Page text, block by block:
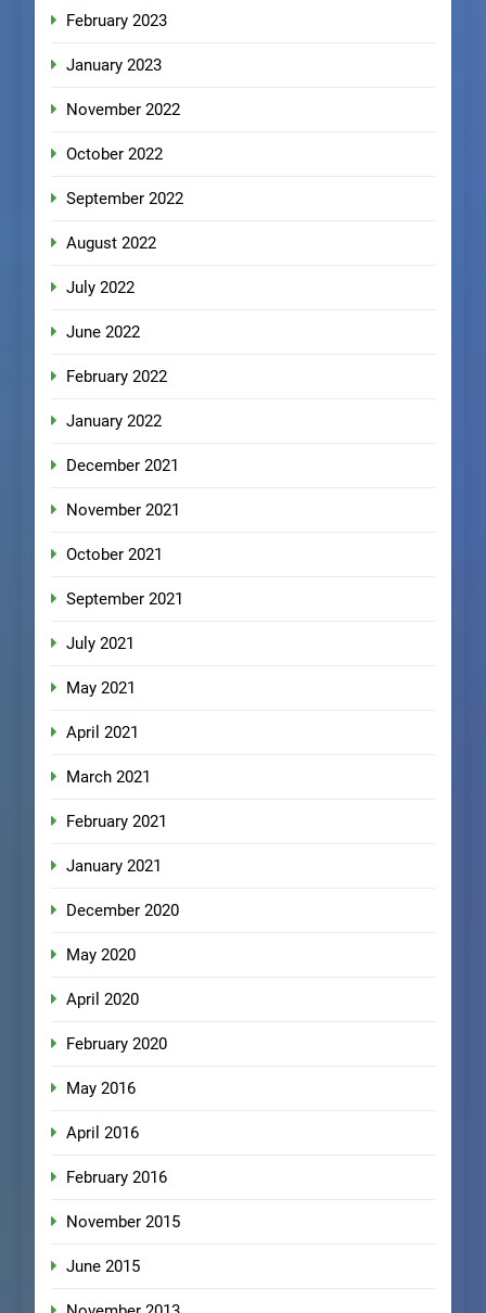
February 2023
January 2023
November 2022
October 2022
September 2022
August 2022
July 2022
June 2022
February 2022
January 2022
December 2021
November 2021
October 2021
September 2021
July 2021
May 2021
April 2021
March 2021
February 2021
January 2021
December 2020
May 2020
April 2020
February 2020
May 2016
April 2016
February 2016
November 2015
June 2015